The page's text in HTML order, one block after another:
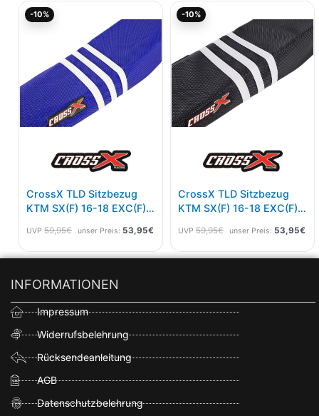
-10%
CrossX TLD Sitzbezug
KTM SX(F) 16-18 EXC(F)
UVP 59,95€
59,95€
unser Preis: 53,95€
Aktueller
Preis
-10%
CrossX TLD Sitzbezug
KTM SX(F) 16-18 EXC(F)
UVP 59,95€
war:
59,95€
unser Preis: 53,95€
ist:
INFORMATIONEN
Impressum
Widerrufsbelehrung
Rücksendeanleitung
AGB
Datenschutzbelehrung